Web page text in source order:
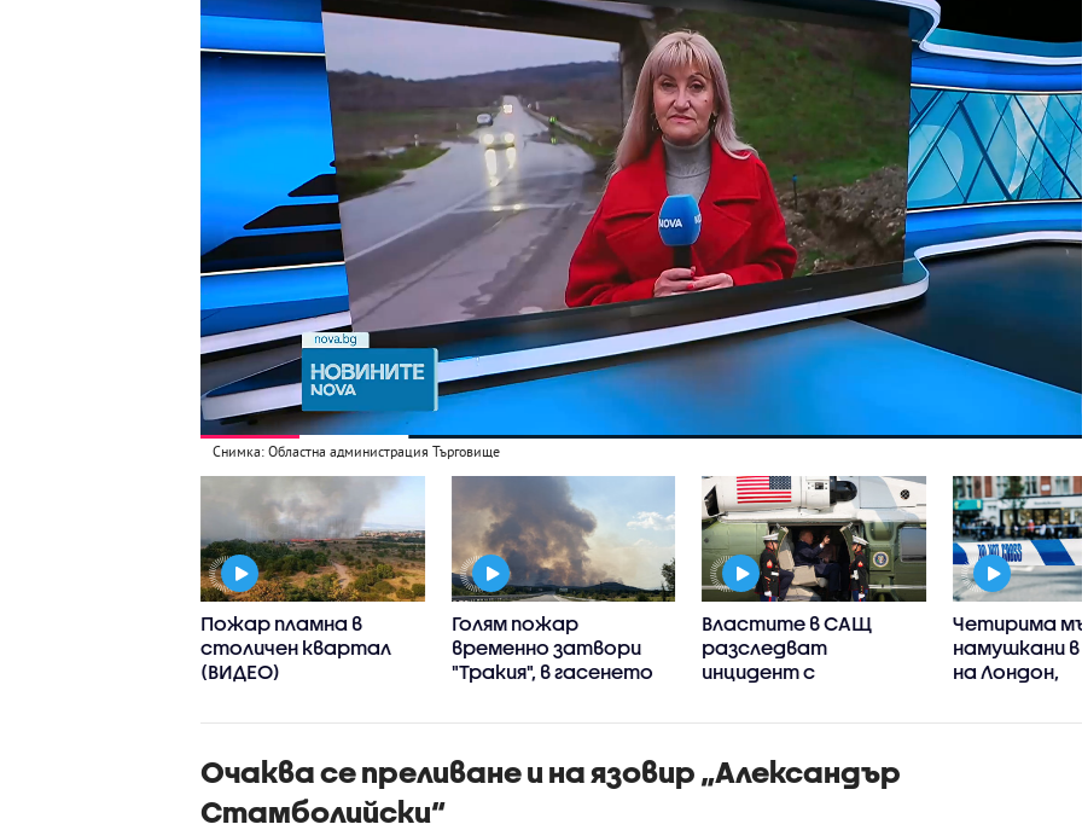
Снимка: Областна администрация Търговище
Пожар пламна в
столичен квартал
(ВИДЕО)
Голям пожар
временно затвори
"Тракия", в гасенето
хеликоптера
Властите в САЩ
разследват
инцидент с
Тръмп и пътнически
Четирима
намушкани в
на Лондон,
(ВИДЕО)
Очаква се преливане и на язовир „Александър
Стамболийски“